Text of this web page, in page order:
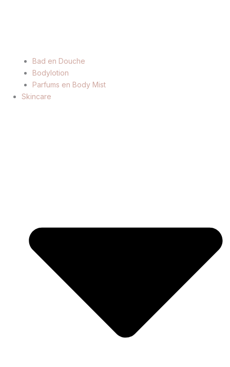
Bad en Douche
Bodylotion
Parfums en Body Mist
Skincare